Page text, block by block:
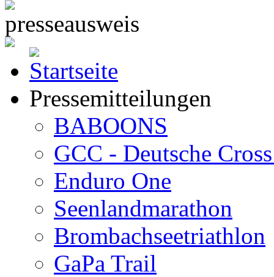
Pressemitteilungen
BABOONS
GCC - Deutsche
Enduro One
Seenlandmarathon
Brombachseetriathlon
GaPa Trail